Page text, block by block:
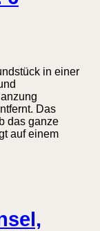
in einer
Das
das ganze
auf einem